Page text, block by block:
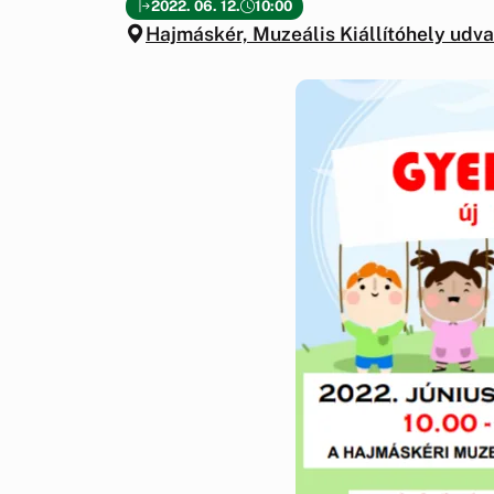
2022. 06. 12. 10:00
Hajmáskér, Muzeális Kiállítóhely